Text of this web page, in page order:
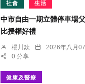
社會 生活
中市自由一期立體停車場
比授權好禮
楊川欽 2026年八月
0 分享
健康及醫療